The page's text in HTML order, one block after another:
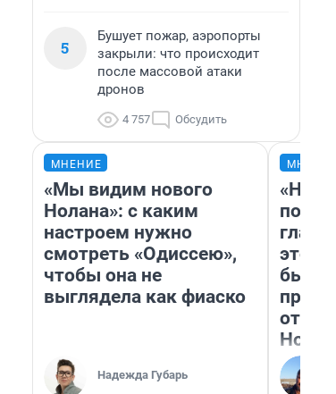
5
Бушует пожар, аэропорты
закрыли: что происходит
после массовой атаки
дронов
4 757 Обсудить
МНЕНИЕ
«Мы видим нового
Нолана»: с каким
настроем нужно
смотреть «Одиссею»,
чтобы она не
выглядела как фиаско
Надежда Губарь
этого
бьет